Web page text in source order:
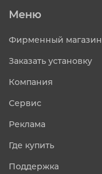
Меню
Фирменный магазин
Заказать установку
Компания
Сервис
Реклама
Где купить
Поддержка